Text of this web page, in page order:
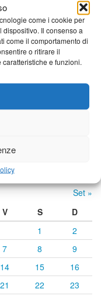
come i cookie per
Il consenso a
come il comportamento di
o ritirare il
e funzioni.
21°C|34°C 22°C|34°C
Set »
V S
D
1
2
7 8
9
14 15
16
21 22
23